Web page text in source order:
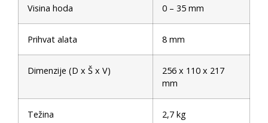
Visina hoda 0 – 35 mm
Prihvat alata 8 mm
Dimenzije (D x Š x V)
256 x 110 x 217
mm
Težina 2,7 kg